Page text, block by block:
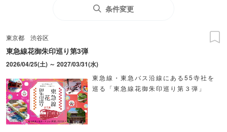
条件変更
東京都 渋谷区
東急線花御朱印巡り第3弾
2026/04/25(土) ～ 2027/03/31(水)
東急線・東急バス沿線にある55寺社を
巡る「東急線花御朱印巡り第３弾」